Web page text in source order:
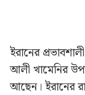
ইরানের
আলী খামেনির
আছেন। ইরানের